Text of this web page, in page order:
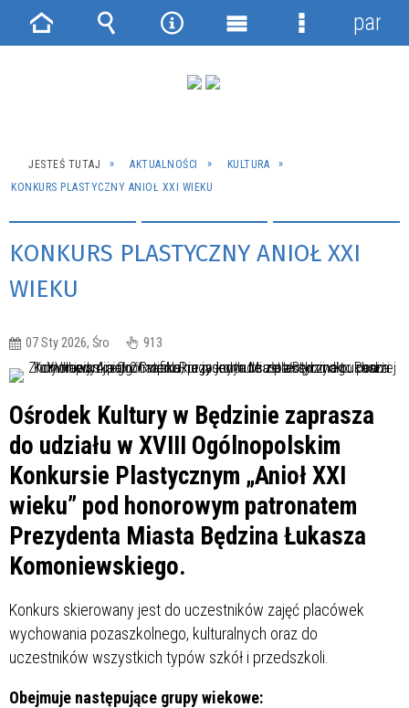
JESTEŚ TUTAJ AKTUALNOŚCI
KULTURA
KONKURS PLASTYCZNY ANIOŁ XXI WIEKU
KONKURS PLASTYCZNY ANIOŁ XXI
WIEKU
07 Sty 2026, Śro 913
Ośrodek Kultury w Będzinie zaprasza
do udziału w XVIII Ogólnopolskim
Konkursie Plastycznym „Anioł XXI
wieku” pod honorowym patronatem
Prezydenta Miasta Będzina Łukasza
Komoniewskiego.
Konkurs skierowany jest do uczestników zajęć placówek
wychowania pozaszkolnego, kulturalnych oraz do
uczestników wszystkich typów szkół i przedszkoli.
Obejmuje następujące grupy wiekowe:
Strona Wyszukiwarka
NarzędziaMenu
Menu
panel